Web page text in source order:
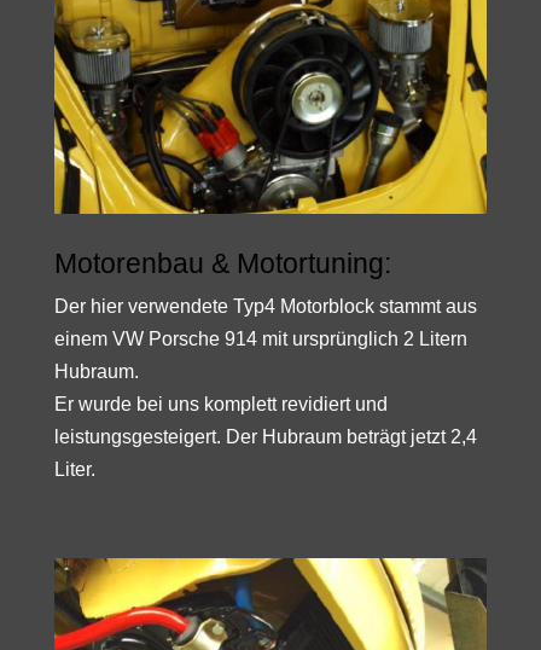
Motorenbau & Motortuning:
Der hier verwendete Typ4 Motorblock stammt aus
einem VW Porsche 914 mit ursprünglich 2 Litern
Hubraum.
Er wurde bei uns komplett revidiert und
leistungsgesteigert. Der Hubraum beträgt jetzt 2,4
Liter.